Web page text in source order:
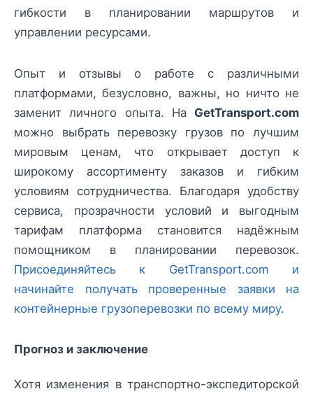
гибкости в планировании маршрутов и
управлении ресурсами.
Опыт и отзывы о работе с различными
платформами, безусловно, важны, но ничто не
заменит личного опыта. На GetTransport.com
можно выбрать перевозку грузов по лучшим
мировым ценам, что открывает доступ к
широкому ассортименту заказов и гибким
условиям сотрудничества. Благодаря удобству
сервиса, прозрачности условий и выгодным
тарифам платформа становится надёжным
помощником в планировании перевозок.
Присоединяйтесь к GetTransport.com и
начинайте получать проверенные заявки на
контейнерные грузоперевозки по всему миру.
Прогноз и заключение
Хотя изменения в транспортно-экспедиторской